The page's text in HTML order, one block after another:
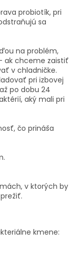
probiotík, pri
sa
na problém,
ak chceme zaistiť
v chladničke.
pri izbovej
po dobu 24
aký mali pri
čo prináša
v ktorých by
kmene: